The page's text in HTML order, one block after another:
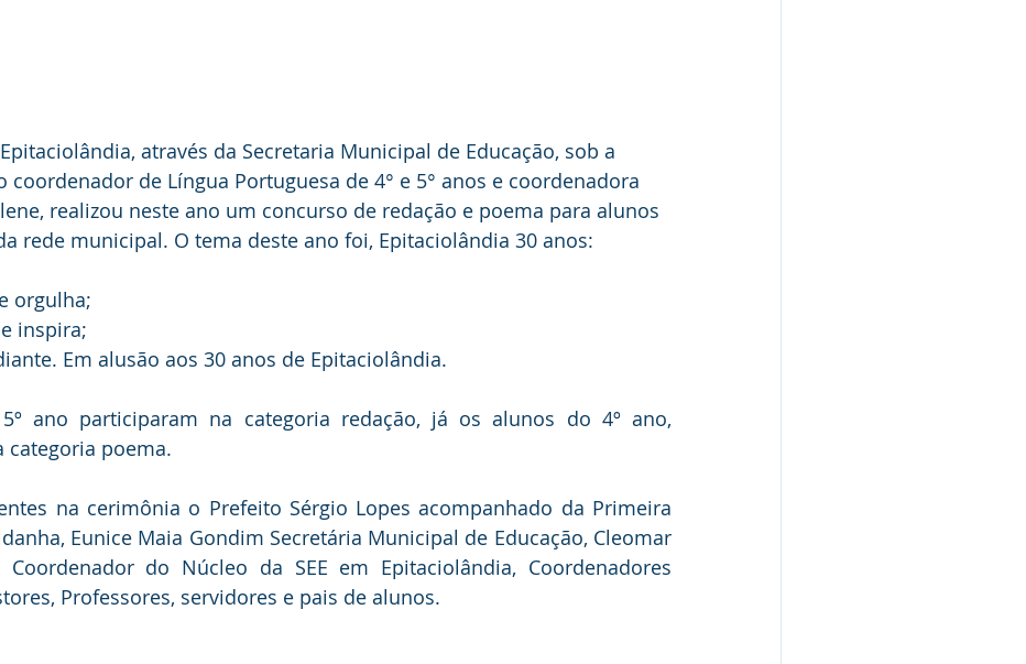
através da Secretaria Municipal de Educação, sob a
coordenador de Língua Portuguesa de 4° e 5° anos e coordenadora
realizou neste ano um concurso de redação e poema para alunos
rede municipal. O tema deste ano foi, Epitaciolândia 30 anos:
orgulha;
inspira;
Em alusão aos 30 anos de Epitaciolândia.
ano participaram na categoria redação, já os alunos do 4º ano,
categoria poema.
na cerimônia o Prefeito Sérgio Lopes acompanhado da Primeira
Eunice Maia Gondim Secretária Municipal de Educação, Cleomar
Coordenador do Núcleo da SEE em Epitaciolândia, Coordenadores
Professores, servidores e pais de alunos.